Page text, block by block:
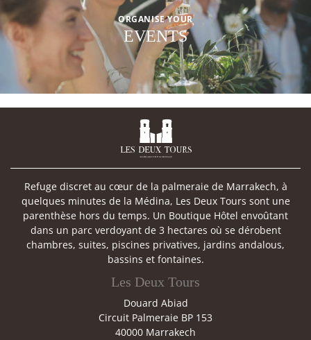
ORGANISE YOUR
EVENTS

Refuge discret au cœur de la palmeraie de Marrakech, à
quelques minutes de la Médina, Les Deux Tours sont une
parenthèse hors du temps. Un Boutique Hôtel envoûtant
dans un parc verdoyant de 3 hectares où se dérobent
chambres, suites, piscines privatives, jardins andalous,
bassins et fontaines.
Les Deux Tours
Douard Abiad
Circuit Palmeraie BP 153
40000 Marrakech